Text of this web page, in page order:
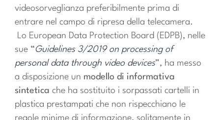
videosorveglianza preferibilmente prima di
entrare nel campo di ripresa della telecamera.
Lo European Data Protection Board (EDPB), nelle
sue “Guidelines 3/2019 on processing of
personal data through video devices”, ha messo
a disposizione un modello di informativa
sintetica che ha sostituito i sorpassati cartelli in
plastica prestampati che non rispecchiano le
regole minime di informazione, solitamente in